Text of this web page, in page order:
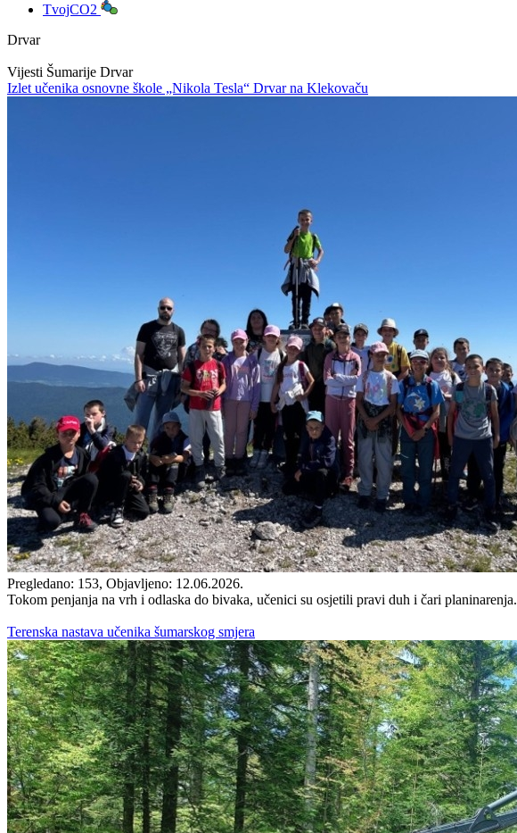
TvojCO2
Drvar
Vijesti Šumarije Drvar
Izlet učenika osnovne škole „Nikola Tesla“ Drvar na Klekovaču
Pregledano: 153, Objavljeno: 12.06.2026.
Tokom penjanja na vrh i odlaska do bivaka, učenici su osjetili pravi duh i čari planinarenja.
Terenska nastava učenika šumarskog smjera